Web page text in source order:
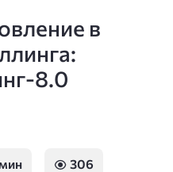
в
8.0
306